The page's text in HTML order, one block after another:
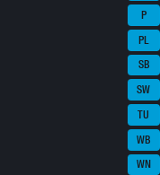
P
PL
SB
SW
TU
WB
WN